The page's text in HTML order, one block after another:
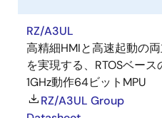
RZ/A3UL
高精細HMIと高速起動の
を実現する、RTOSベース
1GHz動作64ビットMPU
RZ/A3UL Group